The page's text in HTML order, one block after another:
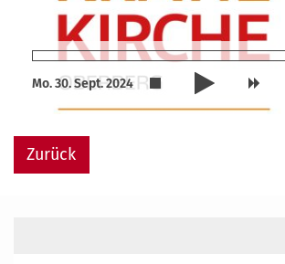
Mo. 30. Sept. 2024
Zurück